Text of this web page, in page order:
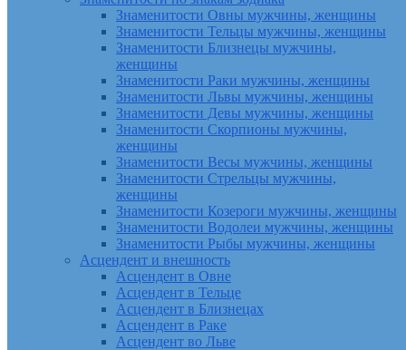
Знаменитости Овны мужчины, женщины
Знаменитости Тельцы мужчины, женщины
Знаменитости Близнецы мужчины,
женщины
Знаменитости Раки мужчины, женщины
Знаменитости Львы мужчины, женщины
Знаменитости Девы мужчины, женщины
Знаменитости Скорпионы мужчины,
женщины
Знаменитости Весы мужчины, женщины
Знаменитости Стрельцы мужчины,
женщины
Знаменитости Козероги мужчины, женщины
Знаменитости Водолеи мужчины, женщины
Знаменитости Рыбы мужчины, женщины
Асцендент и внешность
Асцендент в Овне
Асцендент в Тельце
Асцендент в Близнецах
Асцендент в Раке
Асцендент во Льве